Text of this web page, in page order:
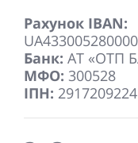
Рахунок IBAN:
Банк: АТ «ОТП
МФО: 300528
ІПН: 2917209224